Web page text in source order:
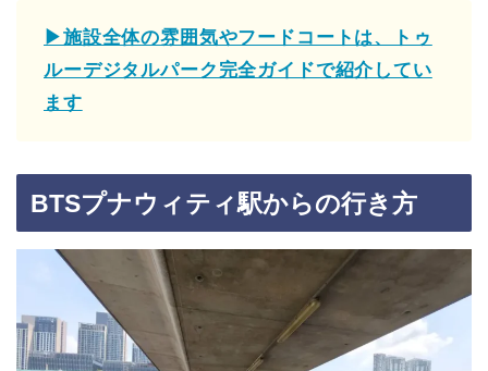
▶施設全体の雰囲気やフードコートは、トゥ
ルーデジタルパーク完全ガイドで紹介してい
ます
BTSプナウィティ駅からの行き方